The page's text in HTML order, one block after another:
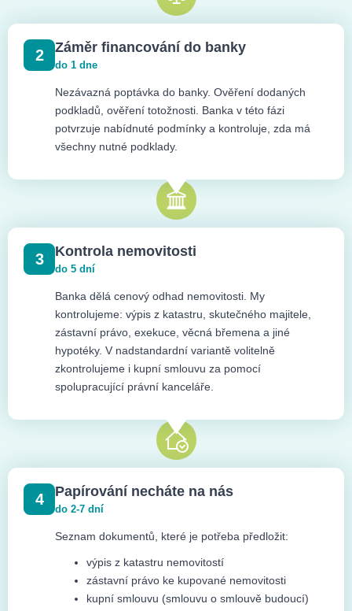
2 Záměr financování do banky
do 1 dne
Nezávazná poptávka do banky. Ověření dodaných
podkladů, ověření totožnosti. Banka v této fázi
potvrzuje nabídnuté podmínky a kontroluje, zda má
všechny nutné podklady.
3 Kontrola nemovitosti
do 5 dní
Banka dělá cenový odhad nemovitosti. My
kontrolujeme: výpis z katastru, skutečného majitele,
zástavní právo, exekuce, věcná břemena a jiné
hypotéky. V nadstandardní variantě volitelně
zkontrolujeme i kupní smlouvu za pomocí
spolupracující právní kanceláře.
4 Papírování necháte na nás
do 2-7 dní
Seznam dokumentů, které je potřeba předložit:
výpis z katastru nemovitostí
zástavní právo ke kupované nemovitosti
kupní smlouvu (smlouvu o smlouvě budoucí)